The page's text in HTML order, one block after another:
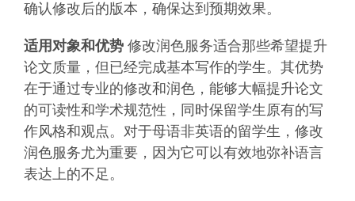
确认修改后的版本，确保达到预期效果。
适用对象和优势 修改润色服务适合那些希望提升
论文质量，但已经完成基本写作的学生。其优势
在于通过专业的修改和润色，能够大幅提升论文
的可读性和学术规范性，同时保留学生原有的写
作风格和观点。对于母语非英语的留学生，修改
润色服务尤为重要，因为它可以有效地弥补语言
表达上的不足。